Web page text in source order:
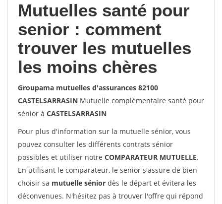
Mutuelles santé pour
senior : comment
trouver les mutuelles
les moins chères
Groupama mutuelles d'assurances 82100
CASTELSARRASIN Mutuelle complémentaire santé pour
sénior à CASTELSARRASIN
Pour plus d'information sur la mutuelle sénior, vous
pouvez consulter les différents contrats sénior
possibles et utiliser notre COMPARATEUR MUTUELLE.
En utilisant le comparateur, le senior s'assure de bien
choisir sa mutuelle sénior dès le départ et évitera les
déconvenues. N'hésitez pas à trouver l'offre qui répond